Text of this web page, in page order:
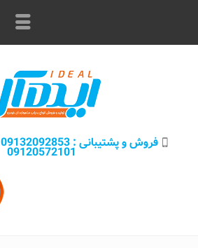
09120572101